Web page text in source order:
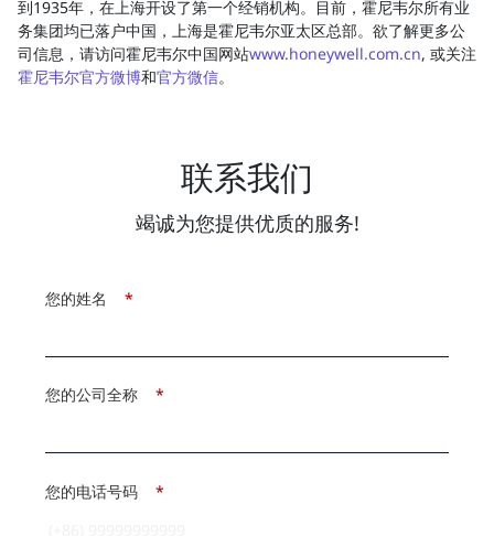
到1935年，在上海开设了第一个经销机构。目前，霍尼韦尔所有业
务集团均已落户中国，上海是霍尼韦尔亚太区总部。欲了解更多公
司信息，请访问霍尼韦尔中国网站www.honeywell.com.cn, 或关注
霍尼韦尔官方微博和官方微信。
联系我们
竭诚为您提供优质的服务!
*
您的姓名
*
您的公司全称
*
您的电话号码